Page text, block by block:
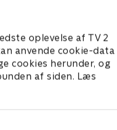
oplevelse af TV 2
anvende cookie-data
cookies herunder, og
af siden. Læs